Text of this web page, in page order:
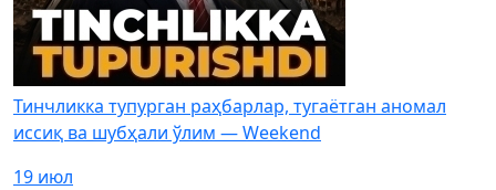
Тинчликка тупурган раҳбарлар, тугаётган аномал
иссиқ ва шубҳали ўлим — Weekend
19 июл